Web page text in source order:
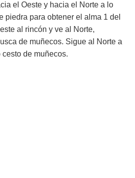
el Oeste y hacia el Norte a lo
piedra para obtener el alma 1 del
al rincón y ve al Norte,
de muñecos. Sigue al Norte a
de muñecos.